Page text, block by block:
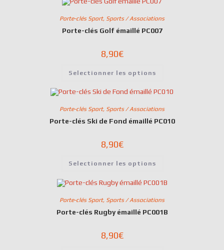
Porte-clés Sport, Sports / Associations
Porte-clés Golf émaillé PC007
8,90€
Selectionner les options
Porte-clés Sport, Sports / Associations
Porte-clés Ski de Fond émaillé PC010
8,90€
Selectionner les options
Porte-clés Sport, Sports / Associations
Porte-clés Rugby émaillé PC001B
8,90€